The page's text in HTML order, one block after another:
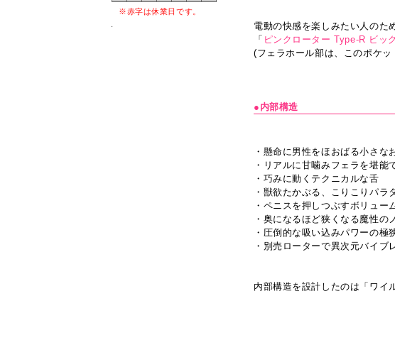
※赤字は休業日です。
電動の快感を楽しみたい人のた
「 ピンクローター Type-R ビッ
(フェラホール部は、このポケ
●内部構造
・懸命に男性をほおばる小さな
・リアルに甘噛みフェラを堪能
・巧みに動くテクニカルな舌
・獣欲たかぶる、こりこりパラ
・ペニスを押しつぶすボリュー
・奥になるほど狭くなる魔性の
・圧倒的な吸い込みパワーの極
・別売ローターで異次元バイブ
内部構造を設計したのは「ワイ